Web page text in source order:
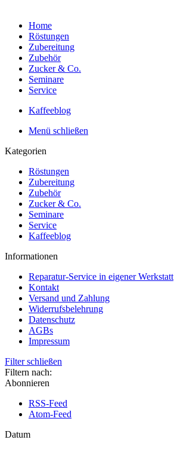
Home
Röstungen
Zubereitung
Zubehör
Zucker & Co.
Seminare
Service
Kaffeeblog
Menü schließen
Kategorien
Röstungen
Zubereitung
Zubehör
Zucker & Co.
Seminare
Service
Kaffeeblog
Informationen
Reparatur-Service in eigener Werkstatt
Kontakt
Versand und Zahlung
Widerrufsbelehrung
Datenschutz
AGBs
Impressum
Filter schließen
Filtern nach:
Abonnieren
RSS-Feed
Atom-Feed
Datum